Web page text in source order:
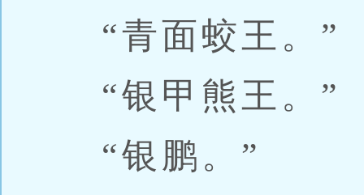
“青面蛟王。”
“银甲熊王。”
“银鹏。”